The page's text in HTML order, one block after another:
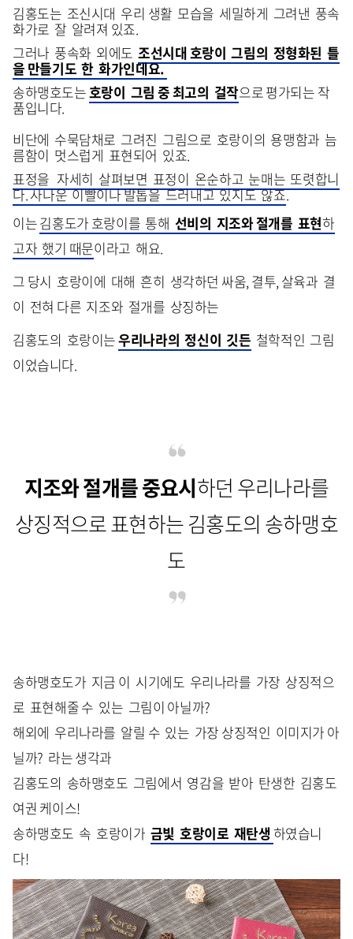
김홍도는 조신시대 우리 생활 모습을 세밀하게 그려낸 풍속
화가로 잘 알려져 있죠.
그러나 풍속화 외에도 조선시대 호랑이 그림의 정형화된 틀
을 만들기도 한 화가인데요.
송하맹호도는호랑이 그림 중 최고의 걸작으로 평가되는 작
품입니다.
비단에 수묵담채로 그려진 그림으로 호랑이의 용맹함과 늠
름함이 멋스럽게 표현되어 있죠.
표정을 자세히 살펴보면 표정이 온순하고 눈매는 또렷합니
다. 사나운 이빨이나 발톱을 드러내고 있지도 않죠.
이는김홍도가 호랑이를 통해 선비의 지조와 절개를 표현하
고자 했기 때문이라고 해요.
그 당시 호랑이에 대해 흔히 생각하던 싸움, 결투, 살육과 결
이 전혀 다른 지조와 절개를 상징하는
김홍도의 호랑이는우리나라의 정신이 깃든 철학적인 그림
이었습니다.
지조와 절개를 중요시하던 우리나라를
상징적으로 표현하는 김홍도의 송하맹호
도
송하맹호도가 지금 이 시기에도 우리나라를 가장 상징적으
로 표현해줄 수 있는 그림이 아닐까?
해외에 우리나라를 알릴 수 있는 가장 상징적인 이미지가 아
닐까? 라는 생각과
김홍도의 송하맹호도 그림에서 영감을 받아 탄생한 김홍도
여권 케이스!
송하맹호도 속 호랑이가 금빛 호랑이로 재탄생 하였습니
다!